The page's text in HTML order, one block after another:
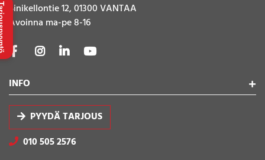
Sinikellontie 12, 01300 VANTAA
Avoinna ma-pe 8-16
INFO
PYYDÄ TARJOUS
010 505 2576